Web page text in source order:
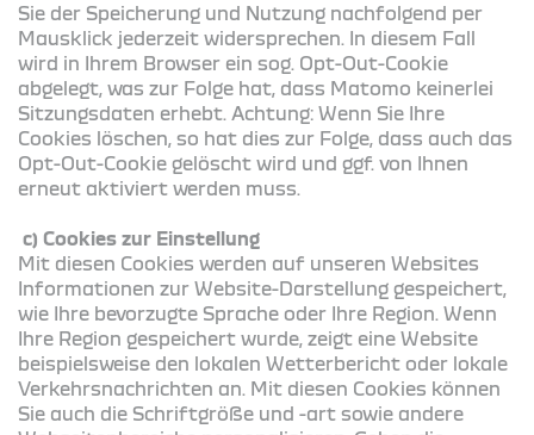
Sie der Speicherung und Nutzung nachfolgend per
Mausklick jederzeit widersprechen. In diesem Fall
wird in Ihrem Browser ein sog. Opt-Out-Cookie
abgelegt, was zur Folge hat, dass Matomo keinerlei
Sitzungsdaten erhebt. Achtung: Wenn Sie Ihre
Cookies löschen, so hat dies zur Folge, dass auch das
Opt-Out-Cookie gelöscht wird und ggf. von Ihnen
erneut aktiviert werden muss.
c) Cookies zur Einstellung
Mit diesen Cookies werden auf unseren Websites
Informationen zur Website-Darstellung gespeichert,
wie Ihre bevorzugte Sprache oder Ihre Region. Wenn
Ihre Region gespeichert wurde, zeigt eine Website
beispielsweise den lokalen Wetterbericht oder lokale
Verkehrsnachrichten an. Mit diesen Cookies können
Sie auch die Schriftgröße und -art sowie andere